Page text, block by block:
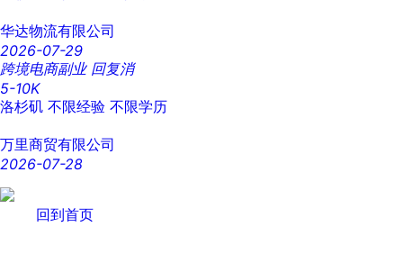
华达物流有限公司
2026-07-29
跨境电商副业 回复消
5-10K
洛杉矶 不限经验 不限学历
万里商贸有限公司
2026-07-28
回到首页